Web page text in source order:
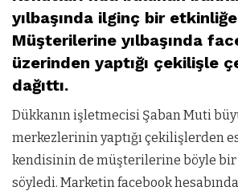
yılbaşında ilginç bir
Müşterilerine yılbaşında
üzerinden yaptığı çekilişle
dağıttı.
Dükkanın işletmecisi Şaban Muti
merkezlerinin yaptığı çekilişlerden
kendisinin de müşterilerine böyle bir
söyledi. Marketin facebook